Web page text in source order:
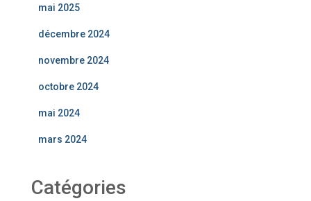
mai 2025
décembre 2024
novembre 2024
octobre 2024
mai 2024
mars 2024
Catégories